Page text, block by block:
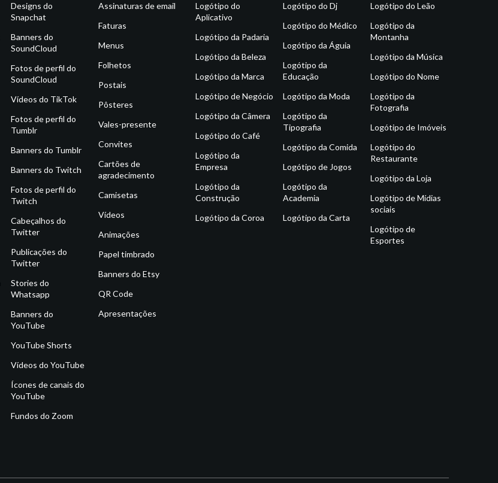
Designs do
Snapchat
Banners do
SoundCloud
Fotos de perfil do
SoundCloud
Vídeos do TikTok
Fotos de perfil do
Tumblr
Banners do Tumblr
Banners do Twitch
Fotos de perfil do
Twitch
Cabeçalhos do
Twitter
Publicações do
Twitter
Stories do
Whatsapp
Banners do
YouTube
YouTube Shorts
Vídeos do YouTube
Ícones de canais do
YouTube
Fundos do Zoom
Assinaturas de email
Faturas
Menus
Folhetos
Postais
Pôsteres
Vales-presente
Convites
Cartões de
agradecimento
Camisetas
Vídeos
Animações
Papel timbrado
Banners do Etsy
QR Code
Apresentações
Logótipo do
Aplicativo
Logótipo da Padaria
Logótipo da Beleza
Logótipo da Marca
Logótipo de Negócio
Logótipo da Câmera
Logótipo do Café
Logótipo da
Empresa
Logótipo da
Construção
Logótipo da Coroa
Logótipo do Dj
Logótipo do Médico
Logótipo da Águia
Logótipo da
Educação
Logótipo da Moda
Logótipo da
Tipografia
Logótipo da Comida
Logótipo de Jogos
Logótipo da
Academia
Logótipo da Carta
Logótipo do Leão
Logótipo da
Montanha
Logótipo da Música
Logótipo do Nome
Logótipo da
Fotografia
Logótipo de Imóveis
Logótipo do
Restaurante
Logótipo da Loja
Logótipo de Mídias
sociais
Logótipo de
Esportes